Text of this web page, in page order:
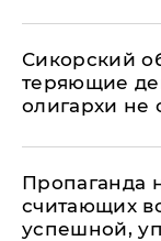
Сикорский
теряющие
олигархи не
​Пропаганда
считающих
успешной,